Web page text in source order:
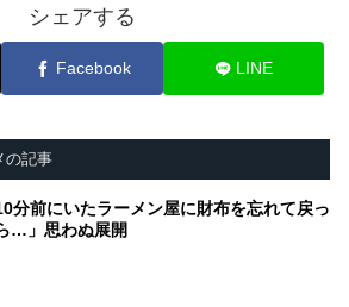
シェアする
Facebook LINE
の記事
10分前にいたラーメン屋に財布を忘れて戻っ
…」思わぬ展開